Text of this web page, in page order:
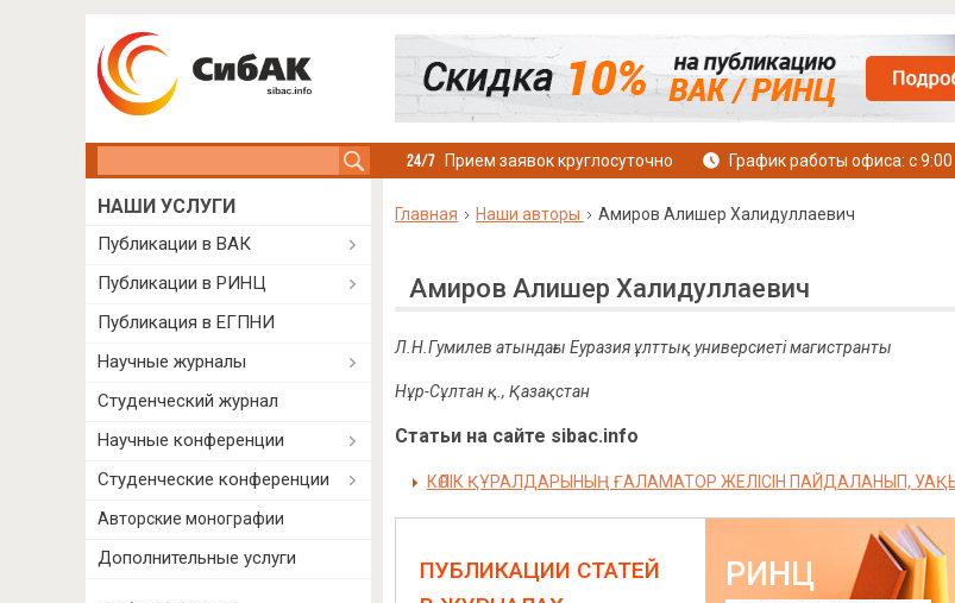
Прием заявок круглосуточно График работы офиса: с
Главная Наши авторы Амиров Алишер Халидуллаевич
Амиров Алишер Халидуллаевич
Л.Н.Гумилев атындағы Еуразия ұлттық универсиеті магистранты
Нұр-Сұлтан қ., Қазақстан
Статьи на сайте sibac.info
КӨЛІК ҚҰРАЛДАРЫНЫҢ ҒАЛАМАТОР ЖЕЛІСІН ПАЙДАЛАНЫП,
ПУБЛИКАЦИИ СТАТЕЙ
РИНЦ
НАШИ УСЛУГИ
Публикации в ВАК
Публикации в РИНЦ
Публикация в ЕГПНИ
Научные журналы
Студенческий журнал
Научные конференции
Студенческие конференции
Авторские монографии
Дополнительные услуги